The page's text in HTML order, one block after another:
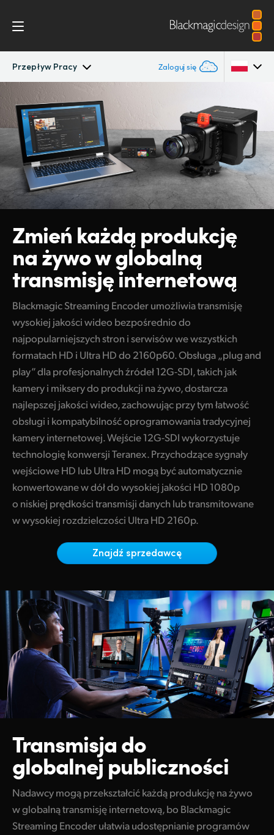
Przepływ Pracy Zaloguj się
Streaming Processors
Przepływ pracy
Monitorowanie
Specyfikacje
Argentina
Australia
Austria
Brazil
Canada
China
Denmark
Finland
France
Germany
India
Italy
Japan
Korea
Malaysia
Netherlands
Norway
Polska
Portugal
Singapore
South Africa
Sweden
Turkey
Zmień każdą produkcję
na żywow globalną
transmisję internetową
Blackmagic Streaming Encoder umożliwia transmisję
wysokiej jakości wideo bezpośrednio do
najpopularniejszych stron i serwisów we wszystkich
formatach HD i Ultra HD do 2160p60. Obsługa „plug and
play” dla profesjonalnych źródeł 12G-SDI, takich jak
kamery i miksery do produkcji na żywo, dostarcza
najlepszej jakości wideo, zachowując przy tym łatwość
obsługi i kompatybilność oprogramowania tradycyjnej
kamery internetowej. Wejście 12G-SDI wykorzystuje
technologię konwersji Teranex. Przychodzące sygnały
wejściowe HD lub Ultra HD mogą być automatycznie
konwertowane w dół do wysokiej jakości HD 1080p
o niskiej prędkości transmisji danych lub transmitowane
w wysokiej rozdzielczości Ultra HD 2160p.
Znajdź sprzedawcę
Transmisja do
globalnej publiczności
Nadawcy mogą przekształcić każdą produkcję na żywo
w globalną transmisję internetową, bo Blackmagic
Streaming Encoder ułatwia udostępnianie programów